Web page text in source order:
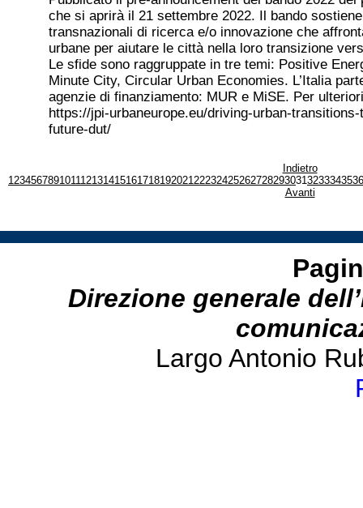
che si aprirà il 21 settembre 2022. Il bando
transnazionali di ricerca e/o innovazione che
urbane per aiutare le città nella loro transizione
Le sfide sono raggruppate in tre temi: Positive
Minute City, Circular Urban Economies. L’Italia
agenzie di finanziamento: MUR e MiSE. Per
https://jpi-urbaneurope.eu/driving-urban-
future-dut/
Indietro
123456789101112131415161718192021222324252627282930313233343536
Avanti
Direzione generale
Largo Antonio